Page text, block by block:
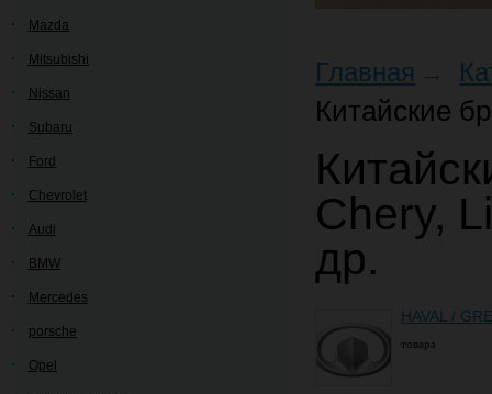
Mazda
Mitsubishi
Nissan
Subaru
Ford
Chevrolet
Audi
BMW
Mercedes
porsche
Opel
Главная
Китайские
Chery,
др.
HAVAL /
товара